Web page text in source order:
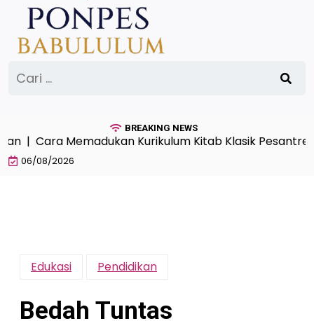
untuk:
BREAKING NEWS
Cara Memadukan Kurikulum Kitab Klasik Pesantren
06/08/2026
Edukasi Pendidikan
Bedah Tuntas